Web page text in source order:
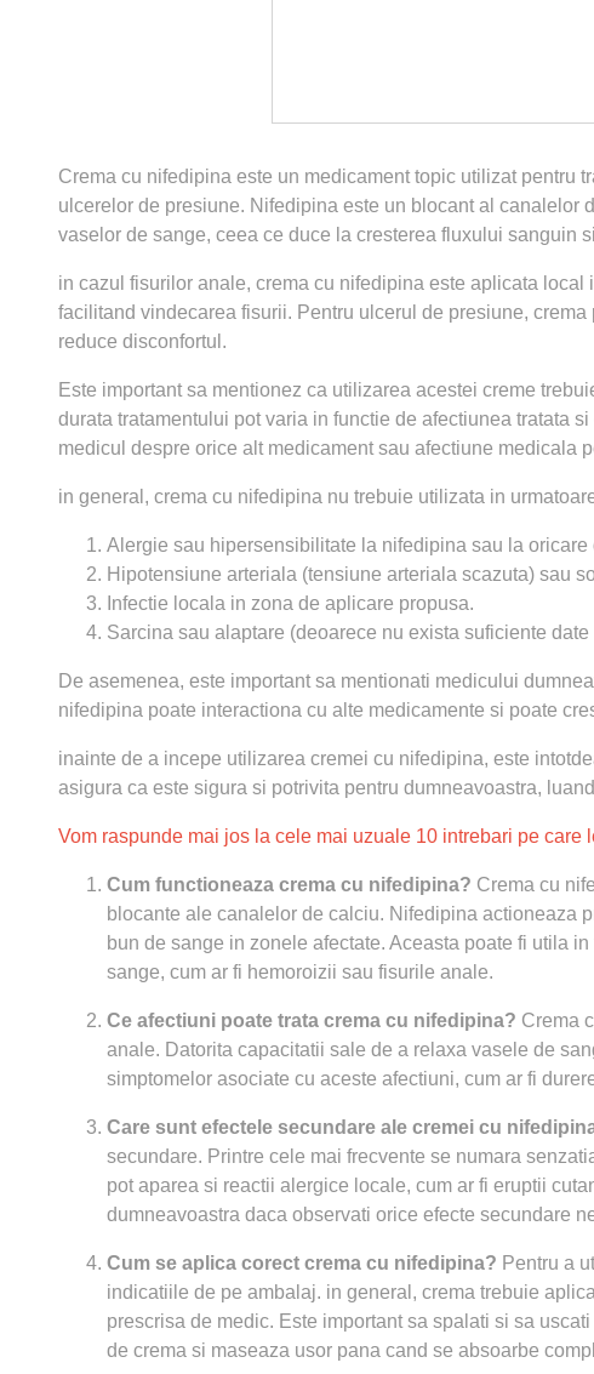
Crema cu nifedipina este un medicament topic utilizat pentru
ulcerelor de presiune. Nifedipina este un blocant al
vaselor de sange, ceea ce duce la cresterea fluxului sanguin
in cazul fisurilor anale, crema cu nifedipina este aplicata
facilitand vindecarea fisurii. Pentru ulcerul de presiune,
reduce disconfortul.
Este important sa mentionez ca utilizarea acestei creme
durata tratamentului pot varia in functie de afectiunea tratata
medicul despre orice alt medicament sau afectiune medicala
in general, crema cu nifedipina nu trebuie utilizata in
Alergie sau hipersensibilitate la nifedipina sau la oricare
Hipotensiune arteriala (tensiune arteriala scazuta) sau
Infectie locala in zona de aplicare propusa.
Sarcina sau alaptare (deoarece nu exista suficiente
De asemenea, este important sa mentionati medicului
nifedipina poate interactiona cu alte medicamente si poate
inainte de a incepe utilizarea cremei cu nifedipina, este
asigura ca este sigura si potrivita pentru dumneavoastra,
Vom raspunde mai jos la cele mai uzuale 10 intrebari pe
Cum functioneaza crema cu nifedipina? Crema cu
blocante ale canalelor de calciu. Nifedipina actioneaza
bun de sange in zonele afectate. Aceasta poate fi utila
sange, cum ar fi hemoroizii sau fisurile anale.
Ce afectiuni poate trata crema cu nifedipina? Crema
anale. Datorita capacitatii sale de a relaxa vasele de
simptomelor asociate cu aceste afectiuni, cum ar fi
Care sunt efectele secundare ale cremei cu
secundare. Printre cele mai frecvente se numara
pot aparea si reactii alergice locale, cum ar fi eruptii
dumneavoastra daca observati orice efecte secundare
Cum se aplica corect crema cu nifedipina? Pentru a
indicatiile de pe ambalaj. in general, crema trebuie
prescrisa de medic. Este important sa spalati si sa
de crema si maseaza usor pana cand se absoarbe